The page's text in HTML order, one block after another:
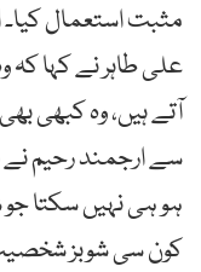
مثبت استعمال
علی طاہر نے کہا کہ
آتے ہیں، وہ کبھی
سے ارجمند رحیم نے
ہو ہی نہیں سکتا
کون سی شوبز